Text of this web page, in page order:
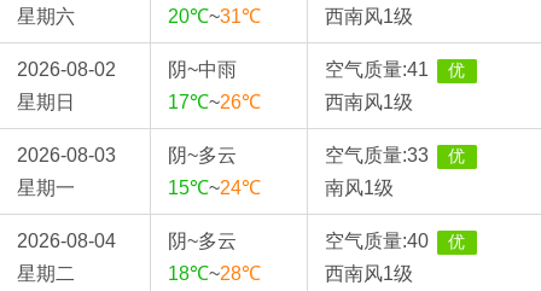
星期六
20℃~31℃ 西南风1级
2026-08-02
星期日
阴~中雨
17℃~26℃
空气质量:41 优
西南风1级
2026-08-03
星期一
阴~多云
15℃~24℃
空气质量:33 优
南风1级
2026-08-04
星期二
阴~多云
18℃~28℃
空气质量:40 优
西南风1级